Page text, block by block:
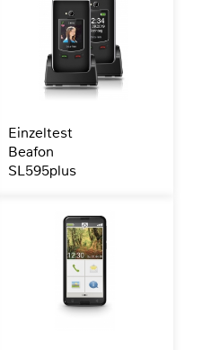
Einzeltest
Beafon
SL595plus